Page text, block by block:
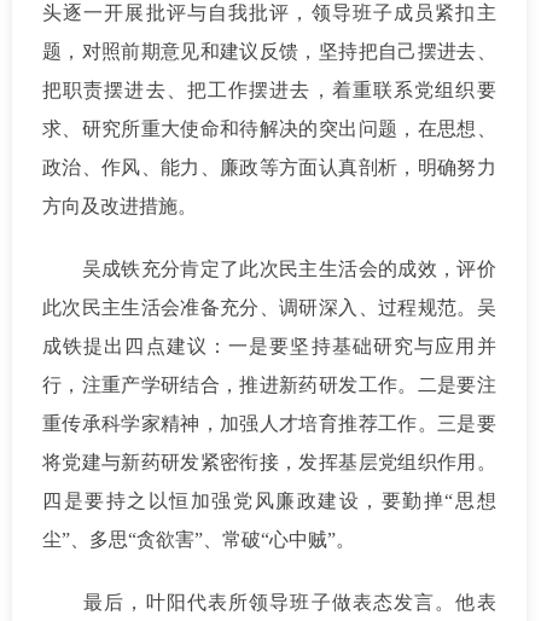
头逐一开展批评与自我批评，领导班子成员紧扣主
题，对照前期意见和建议反馈，坚持把自己摆进去、
把职责摆进去、把工作摆进去，着重联系党组织要
求、研究所重大使命和待解决的突出问题，在思想、
政治、作风、能力、廉政等方面认真剖析，明确努力
方向及改进措施。
吴成铁充分肯定了此次民主生活会的成效，评价
此次民主生活会准备充分、调研深入、过程规范。吴
成铁提出四点建议：一是要坚持基础研究与应用并
行，注重产学研结合，推进新药研发工作。二是要注
重传承科学家精神，加强人才培育推荐工作。三是要
将党建与新药研发紧密衔接，发挥基层党组织作用。
四是要持之以恒加强党风廉政建设，要勤掸“思想
尘”、多思“贪欲害”、常破“心中贼”。
最后，叶阳代表所领导班子做表态发言。他表